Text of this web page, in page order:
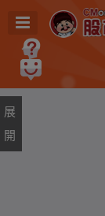
遊戲